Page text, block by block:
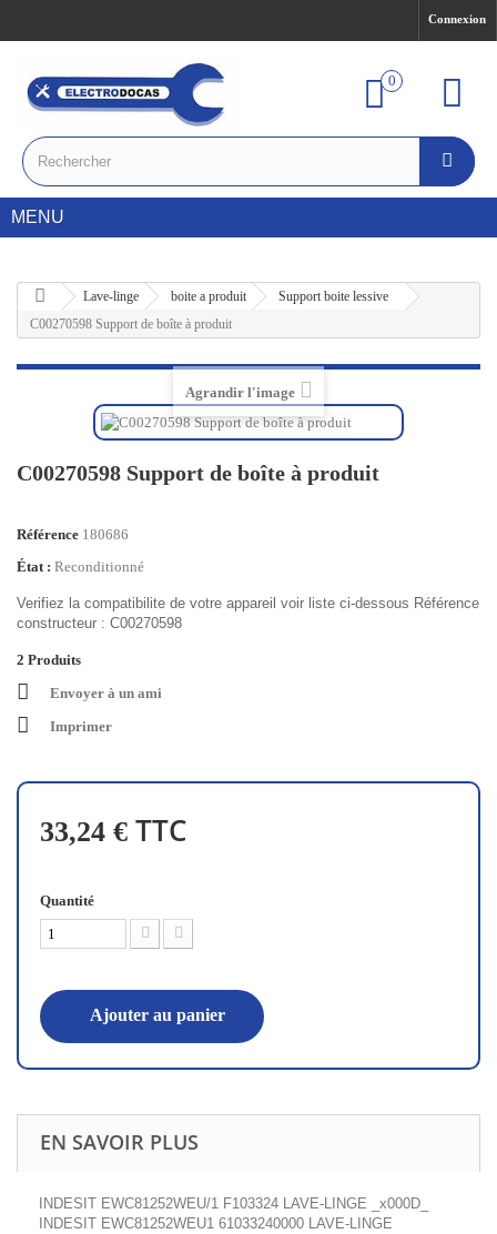
Connexion
0
MENU
Lave-linge boite a produit
Support boite lessive
C00270598 Support de boîte à produit
Agrandir l'image
C00270598 Support de boîte à produit
Référence 180686
État : Reconditionné
Verifiez la compatibilite de votre appareil voir liste ci-dessous Référence
constructeur : C00270598
2 Produits
Envoyer à un ami
Imprimer
33,24 € TTC
Quantité
Ajouter au panier
EN SAVOIR PLUS
INDESIT EWC81252WEU/1 F103324 LAVE-LINGE _x000D_
INDESIT EWC81252WEU1 61033240000 LAVE-LINGE